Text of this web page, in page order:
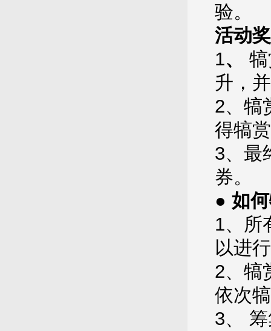
验。
活动
1、
升，
2、犒
得犒
3、最
券。
● 如
1、所
以进
2、犒
依次
3、